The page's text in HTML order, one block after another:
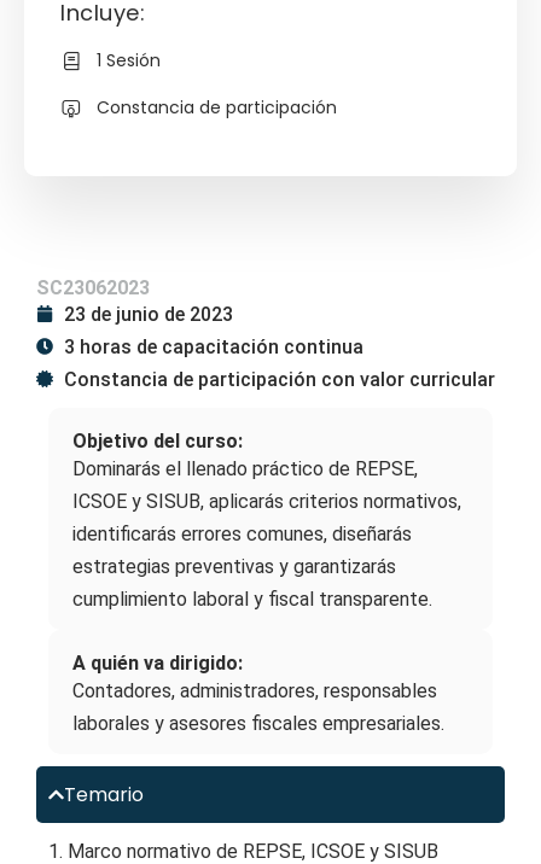
SC23062023
23 de junio de 2023
3 horas de capacitación continua
Constancia de participación con valor curricular
Objetivo del curso:
Dominarás el llenado práctico de REPSE,
ICSOE y SISUB, aplicarás criterios normativos,
identificarás errores comunes, diseñarás
estrategias preventivas y garantizarás
cumplimiento laboral y fiscal transparente.
A quién va dirigido:
Contadores, administradores, responsables
laborales y asesores fiscales empresariales.
Temario
1. Marco normativo de REPSE, ICSOE y SISUB
Incluye:
1 Sesión
Constancia de participación